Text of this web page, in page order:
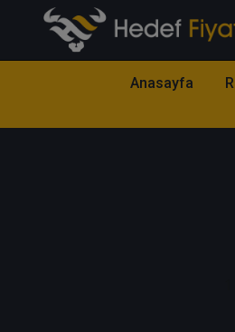
Anasayfa